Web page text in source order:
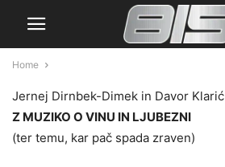
Home
Jernej Dirnbek-Dimek in Davor Klarić
Z MUZIKO O VINU IN LJUBEZNI
(ter temu, kar pač spada zraven)